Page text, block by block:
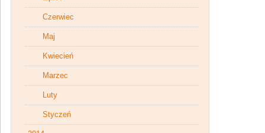
Czerwiec
Maj
Kwiecień
Marzec
Luty
Styczeń